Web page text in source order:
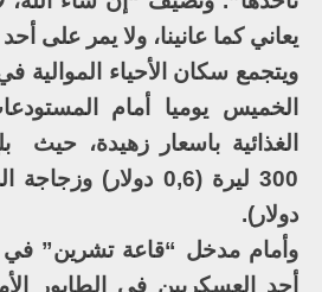
يعاني كما عانينا، ولا يمر على
ويتجمع سكان الأحياء الموالية
الخميس يوميا أمام
الغذائية باسعار زهيدة، حيث
دولار).
وأمام مدخل “قاعة تشرين”
أحد العسكريين في الطابور